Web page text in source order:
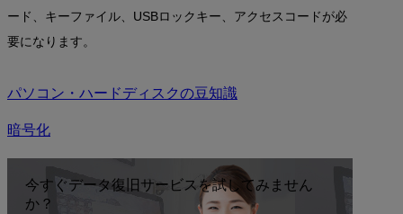
ード、キーファイル、USBロックキー、アクセスコードが必
要になります。
パソコン・ハードディスクの豆知識
暗号化
今すぐデータ復旧サービスを試してみません
か？